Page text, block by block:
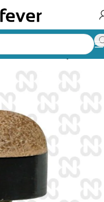
Keeratavad otsad ja alused